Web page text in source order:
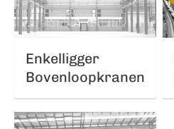
Enkelligger
Bovenloopkranen